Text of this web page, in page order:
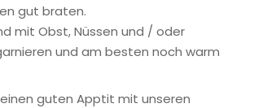
gut braten.
mit Obst, Nüssen und / oder
und am besten noch warm
guten Apptit mit unseren